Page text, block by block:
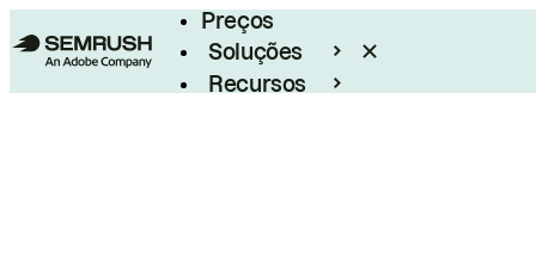
Preços
Soluções
Recursos